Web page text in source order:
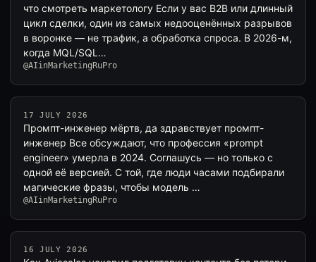
что смотреть маркетологу Если у вас B2B или длинный
цикл сделки, один из самых недооценённых разрывов
в воронке — не трафик, а обработка спроса. В 2026-м,
когда MQL/SQL…
@AIinMarketingRuPro
17 JULY 2026
Промпт-инженер мёртв, да здравствует промпт-
инженер Все обсуждают, что профессия «prompt
engineer» умерла в 2024. Соглашусь — но только с
одной её версией. С той, где люди часами подбирали
магические фразы, чтобы модель …
@AIinMarketingRuPro
16 JULY 2026